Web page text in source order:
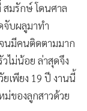
มรักษ์ โดนศาล
บผลูมาทำ
จนมีคนติดตามมาก
ไม่น้อย ล่าสุดจึง
เพียง 19 ปี งานนี้
ของลูกสาวด้วย